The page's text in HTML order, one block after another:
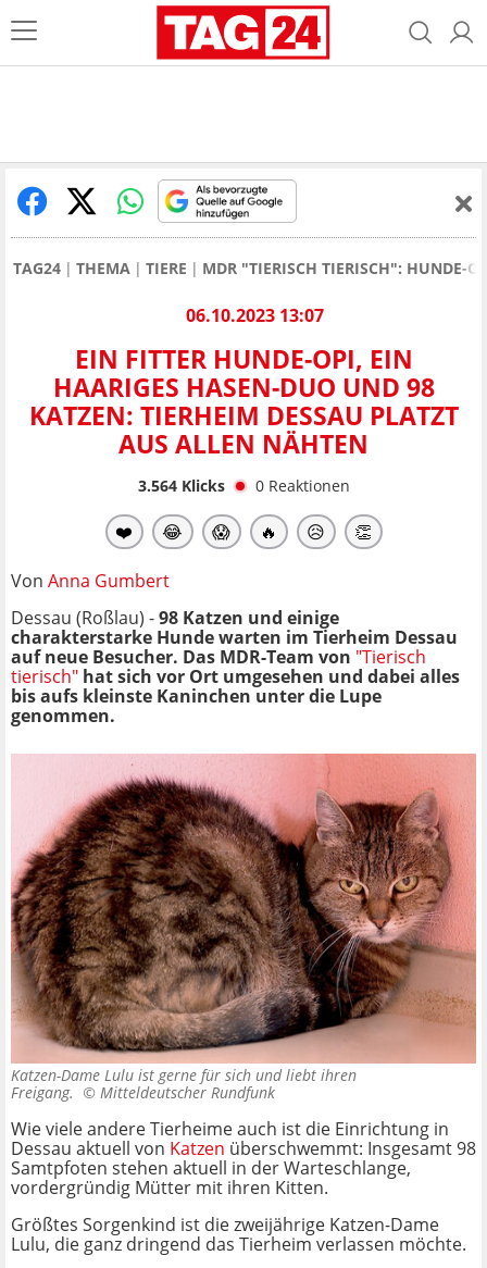
TAG24 THEMA TIERE MDR "TIERISCH TIERISCH": HUNDE-
06.10.2023 13:07
EIN FITTER HUNDE-OPI, EIN
HAARIGES HASEN-DUO UND 98
KATZEN: TIERHEIM DESSAU PLATZT
AUS ALLEN NÄHTEN
3.564Klicks 0 Reaktionen
❤️ 😂 😱 🔥 😥 👏
Von Anna Gumbert
Dessau (Roßlau) -98 Katzen und einige
charakterstarke Hunde warten im Tierheim Dessau
auf neue Besucher. Das MDR-Team von "Tierisch
tierisch" hat sich vor Ort umgesehen und dabei alles
bis aufs kleinste Kaninchen unter die Lupe
genommen.
Katzen-Dame Lulu ist gerne für sich und liebt ihren
Freigang. © Mitteldeutscher Rundfunk
Wie viele andere Tierheime auch ist die Einrichtung in
Dessau aktuell von Katzen überschwemmt: Insgesamt 98
Samtpfoten stehen aktuell in der Warteschlange,
vordergründig Mütter mit ihren Kitten.
Größtes Sorgenkind ist die zweijährige Katzen-Dame
Lulu, die ganz dringend das Tierheim verlassen möchte.